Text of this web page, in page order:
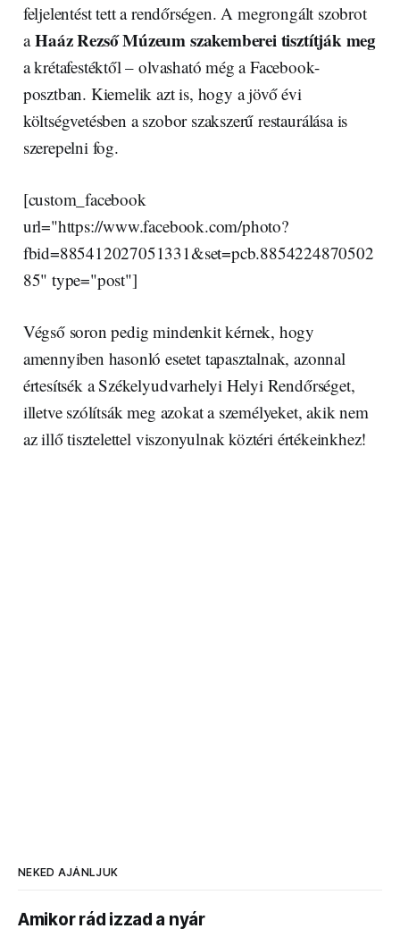
feljelentést tett a rendőrségen. A megrongált szobrot
aHaáz Rezső Múzeum szakembereitisztítják meg
a krétafestéktől – olvasható még a Facebook-
posztban. Kiemelik azt is, hogy a jövő évi
költségvetésben a szobor szakszerű restaurálása is
szerepelni fog.
[custom_facebook
url="https://www.facebook.com/photo?
fbid=885412027051331&set=pcb.8854224870502
85" type="post"]
Végső soron pedig mindenkit kérnek, hogy
amennyiben hasonló esetet tapasztalnak, azonnal
értesítsék a Székelyudvarhelyi Helyi Rendőrséget,
illetve szólítsák meg azokat a személyeket, akik nem
az illő tisztelettel viszonyulnak köztéri értékeinkhez!
NEKED AJÁNLJUK
Amikor rád izzad a nyár